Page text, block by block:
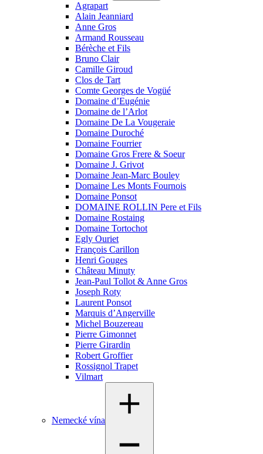
Agrapart
Alain Jeanniard
Anne Gros
Armand Rousseau
Bérèche et Fils
Bruno Clair
Camille Giroud
Clos de Tart
Comte Georges de Vogüé
Domaine d’Eugénie
Domaine de l’Arlot
Domaine De La Vougeraie
Domaine Duroché
Domaine Fourrier
Domaine Gros Frere & Soeur
Domaine J. Grivot
Domaine Jean-Marc Bouley
Domaine Les Monts Fournois
Domaine Ponsot
DOMAINE ROLLIN Pere et Fils
Domaine Rostaing
Domaine Tortochot
Egly Ouriet
François Carillon
Henri Gouges
Château Minuty
Jean-Paul Tollot & Anne Gros
Joseph Roty
Laurent Ponsot
Marquis d’Angerville
Michel Bouzereau
Pierre Gimonnet
Pierre Girardin
Robert Groffier
Rossignol Trapet
Vilmart
Nemecké vína